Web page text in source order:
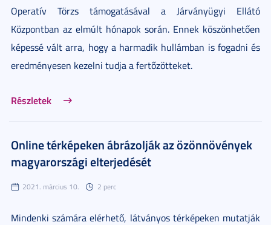
Operatív Törzs támogatásával a Járványügyi Ellátó
Központban az elmúlt hónapok során. Ennek köszönhetően
képessé vált arra, hogy a harmadik hullámban is fogadni és
eredményesen kezelni tudja a fertőzötteket.
Részletek
Online térképeken ábrázolják az özönnövények
magyarországi elterjedését
2021. március 10. 2 perc
Mindenki számára elérhető, látványos térképeken mutatják